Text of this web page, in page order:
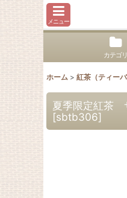
メニュー
カテゴリ
ホーム > 紅茶（ティーバ
夏季限定紅茶
[sbtb306]